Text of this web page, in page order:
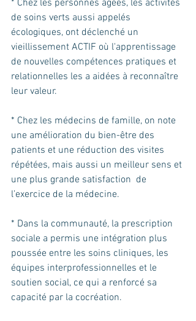
* Chez les personnes âgées, les activités
de soins verts aussi appelés
écologiques, ont déclenché un
vieillissement ACTIF où l'apprentissage
de nouvelles compétences pratiques et
relationnelles les a aidées à reconnaître
leur valeur.
* Chez les médecins de famille, on note
une amélioration du bien-être des
patients et une réduction des visites
répétées, mais aussi un meilleur sens et
une plus grande satisfaction  de
l’exercice de la médecine.
* Dans la communauté, la prescription
sociale a permis une intégration plus
poussée entre les soins cliniques, les
équipes interprofessionnelles et le
soutien social, ce qui a renforcé sa
capacité par la cocréation.